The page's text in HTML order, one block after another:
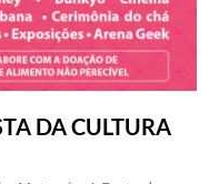
DA CULTURA